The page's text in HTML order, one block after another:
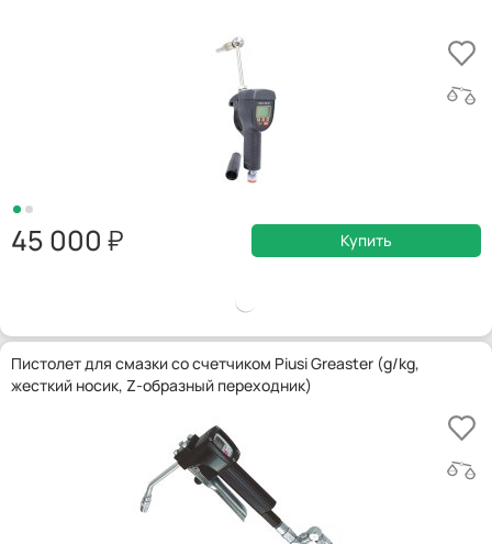
45 000 Купить
Пистолет для смазки со счетчиком Piusi Greaster (g/kg,
жесткий носик, Z-образный переходник)